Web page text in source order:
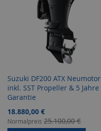
Suzuki DF200 ATX Neumotor
inkl. SST Propeller & 5 Jahre
Garantie
Sonderangebot
18.880,00 €
Normalpreis 25.100,00 €